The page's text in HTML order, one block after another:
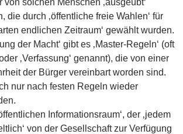
die durch ‚öffentliche freie Wahlen‘ für
endlichen Zeitraum‘ gewählt wurden.
der Macht‘ gibt es ‚Master-Regeln‘ (oft
‚Verfassung‘ genannt), die von einer
der Bürger vereinbart worden sind.
nur nach festen Regeln wieder
Informationsraum‘, der ‚jedem
von der Gesellschaft zur Verfügung